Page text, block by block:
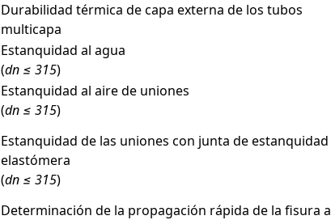
Durabilidad térmica de capa externa de los tubos
multicapa
Estanquidad al agua
(dn ≤ 315)
Estanquidad al aire de uniones
(dn ≤ 315)
Estanquidad de las uniones con junta de estanquidad
elastómera
(dn ≤ 315)
Determinación de la propagación rápida de la fisura a